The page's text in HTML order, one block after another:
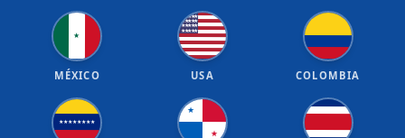
★
MÉXICO
★★★★
★★★★★
★★★★★
★★★★★
USA COLOMBIA
★★★★★★★★
★
★